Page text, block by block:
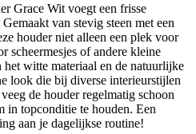
Grace Wit voegt een frisse
van stevig steen met een
houder niet alleen een plek voor
scheermesjes of andere kleine
het witte materiaal en de natuurlijke
look die bij diverse interieurstijlen
de houder regelmatig schoon
in topconditie te houden. Een
aan je dagelijkse routine!